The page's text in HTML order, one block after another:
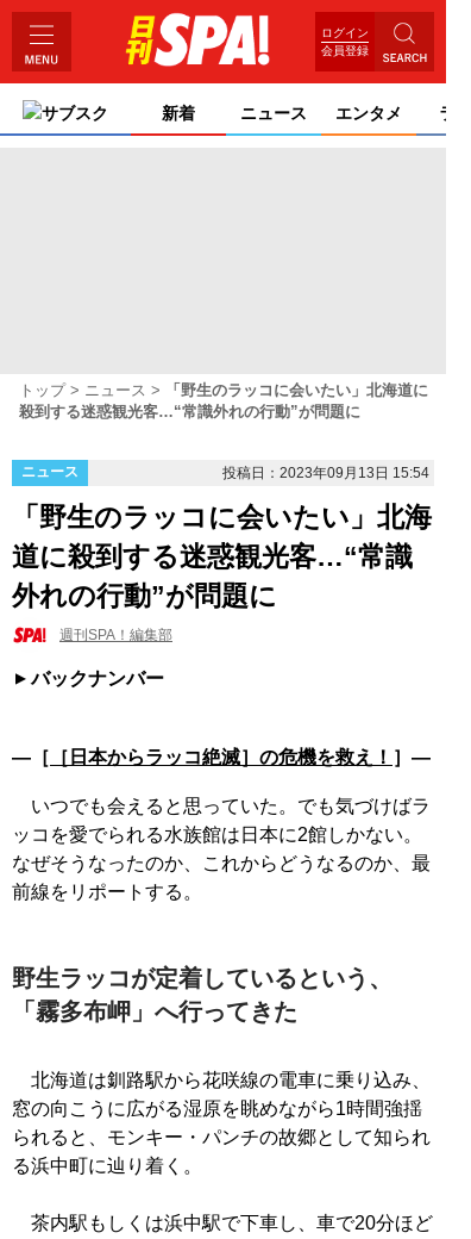
ログイン
会員登録
サブスク 新着 ニュース エンタメ ライ
トップ ニュース
「野生のラッコに会いたい」北海道に
殺到する迷惑観光客…“常識外れの行動”が問題に
ニュース 投稿日：2023年09月13日 15:54
「野生のラッコに会いたい」北海
道に殺到する迷惑観光客…“常識
外れの行動”が問題に
週刊SPA！編集部
バックナンバー
―［ ［日本からラッコ絶滅］の危機を救え！ ］―
いつでも会えると思っていた。でも気づけばラ
ッコを愛でられる水族館は日本に2館しかない。
なぜそうなったのか、これからどうなるのか、最
前線をリポートする。
野生ラッコが定着しているという、
「霧多布岬」へ行ってきた
北海道は釧路駅から花咲線の電車に乗り込み、
窓の向こうに広がる湿原を眺めながら1時間強揺
られると、モンキー・パンチの故郷として知られ
る浜中町に辿り着く。
茶内駅もしくは浜中駅で下車し、車で20分ほど